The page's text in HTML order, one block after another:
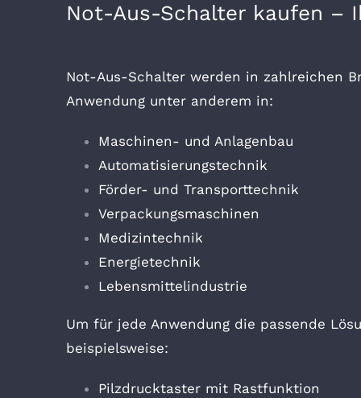
Not-Aus-Schalter kaufen –
Not-Aus-Schalter werden in zahlreichen
Anwendung unter anderem in:
Maschinen- und Anlagenbau
Automatisierungstechnik
Förder- und Transporttechnik
Verpackungsmaschinen
Medizintechnik
Energietechnik
Lebensmittelindustrie
Um für jede Anwendung die passende
beispielsweise:
Pilzdrucktaster mit Rastfunktion